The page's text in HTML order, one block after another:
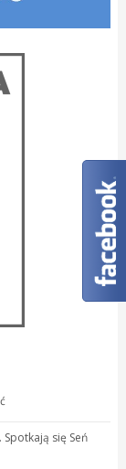
się Seń